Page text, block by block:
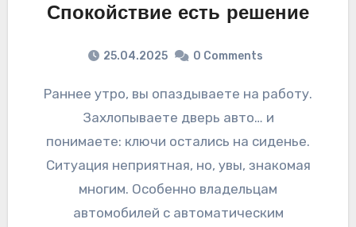
Спокойствие есть решение
25.04.2025 0 Comments
Раннее утро, вы опаздываете на работу.
Захлопываете дверь авто… и
понимаете: ключи остались на сиденье.
Ситуация неприятная, но, увы, знакомая
многим. Особенно владельцам
автомобилей с автоматическим